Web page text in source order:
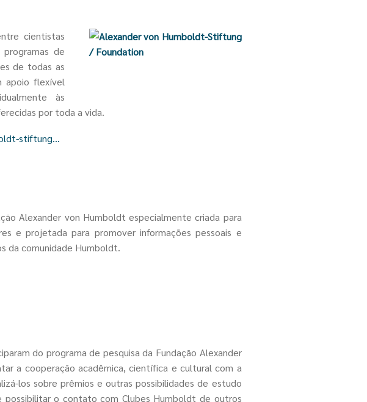
cientistas
de
de todas as
apoio flexível
às
por toda a vida.
stiftung...
Alexander von Humboldt especialmente criada para
e projetada para promover informações pessoais e
da comunidade Humboldt.
do programa de pesquisa da Fundação Alexander
a cooperação acadêmica, científica e cultural com a
los sobre prêmios e outras possibilidades de estudo
o contato com Clubes Humboldt de outros